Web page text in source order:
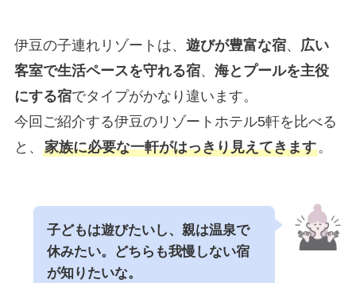
伊豆の子連れリゾートは、 遊びが豊富な宿、 広い
客室で生活ペースを守れる宿、 海とプールを主役
にする宿でタイプがかなり違います。
今回ご紹介する伊豆のリゾートホテル5軒を比べる
と、 家族に必要な一軒がはっきり見えてきます。
子どもは遊びたいし、親は温泉で
休みたい。どちらも我慢しない宿
が知りたいな。